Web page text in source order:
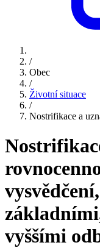
/
Obec
/
Životní situace
/
Nostrifikace a
vyššími